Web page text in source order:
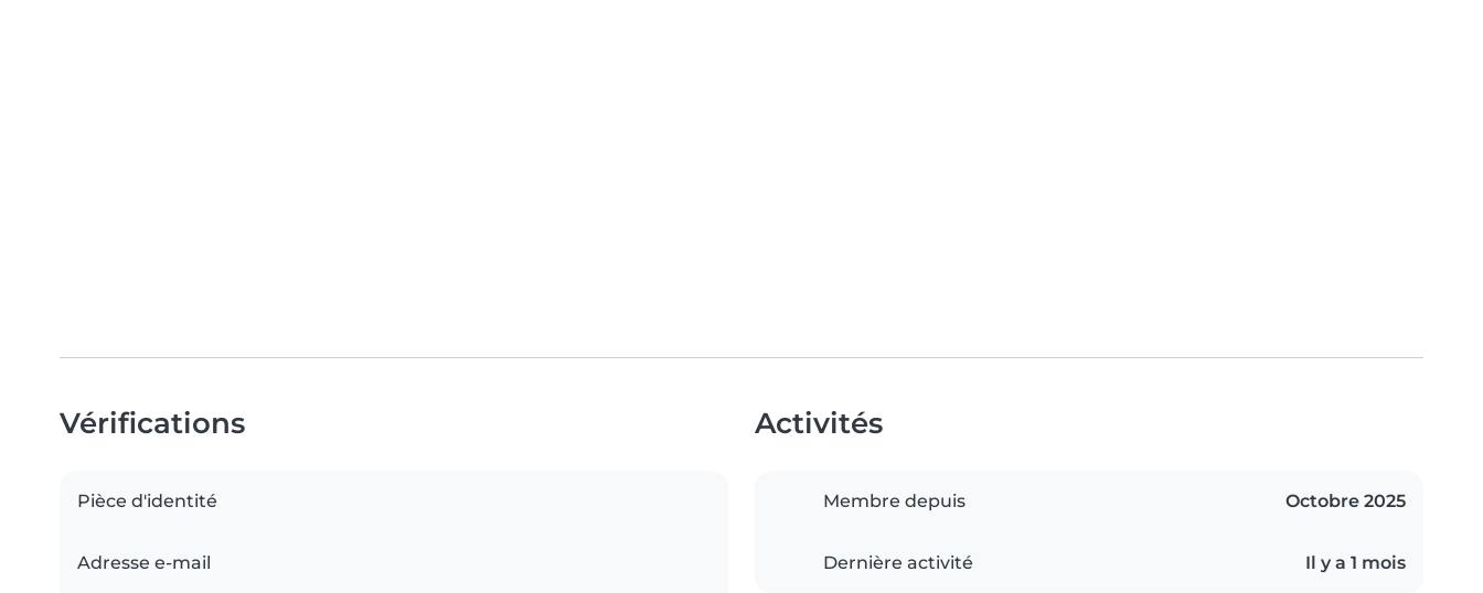
Vérifications
Pièce d'identité
Adresse e-mail
Activités
Membre depuis Octobre 2025
Dernière activité Il y a 1 mois